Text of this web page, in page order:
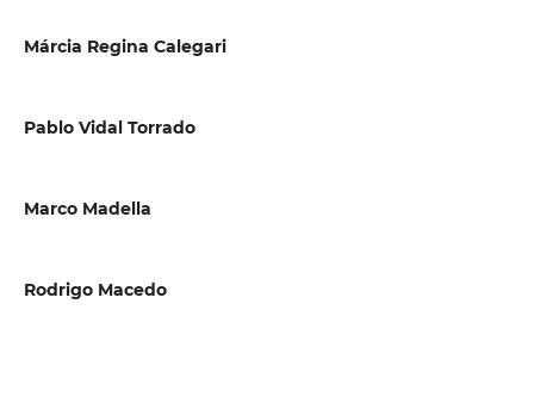
Márcia Regina Calegari
Pablo Vidal Torrado
Marco Madella
Rodrigo Macedo